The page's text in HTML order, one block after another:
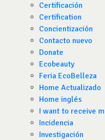
Certificación
Certification
Concientización
Contacto nuevo
Donate
Ecobeauty
Feria EcoBelleza
Home Actualizado
Home inglés
I want to receive
Incidencia
Investigación